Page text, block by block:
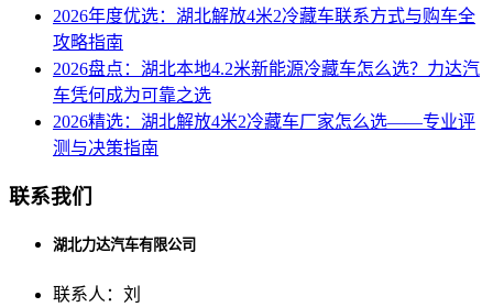
2026年度优选：湖北解放4米2冷藏车联系方式与购车全
攻略指南
2026盘点：湖北本地4.2米新能源冷藏车怎么选？力达汽
车凭何成为可靠之选
2026精选：湖北解放4米2冷藏车厂家怎么选——专业评
测与决策指南
联系我们
湖北力达汽车有限公司
联系人：刘